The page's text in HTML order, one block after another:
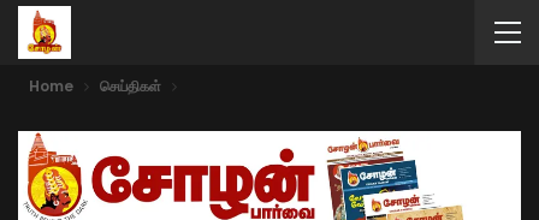
Home செய்திகள்